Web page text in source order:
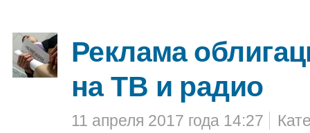
Реклама
на ТВ и радио
11 апреля 2017 года 14:27